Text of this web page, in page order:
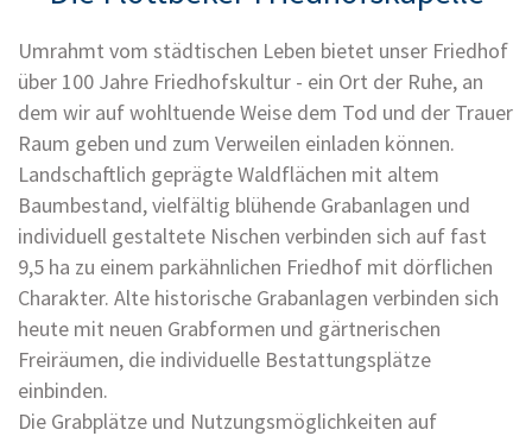
Umrahmt vom städtischen Leben bietet unser Friedhof
über 100 Jahre Friedhofskultur - ein Ort der Ruhe, an
dem wir auf wohltuende Weise dem Tod und der Trauer
Raum geben und zum Verweilen einladen können.
Landschaftlich geprägte Waldflächen mit altem
Baumbestand, vielfältig blühende Grabanlagen und
individuell gestaltete Nischen verbinden sich auf fast
9,5 ha zu einem parkähnlichen Friedhof mit dörflichen
Charakter. Alte historische Grabanlagen verbinden sich
heute mit neuen Grabformen und gärtnerischen
Freiräumen, die individuelle Bestattungsplätze
einbinden.
Die Grabplätze und Nutzungsmöglichkeiten auf